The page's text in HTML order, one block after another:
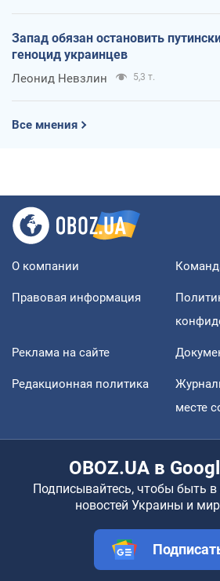
Запад обязан остановить
геноцид украинцев
Леонид Невзлин 5,3 т.
Все мнения
О компании
Правовая информация
Реклама на сайте
Редакционная политика
месте
OBOZ.UA в
Подписывайтесь, чтобы быть в
новостей Украины и